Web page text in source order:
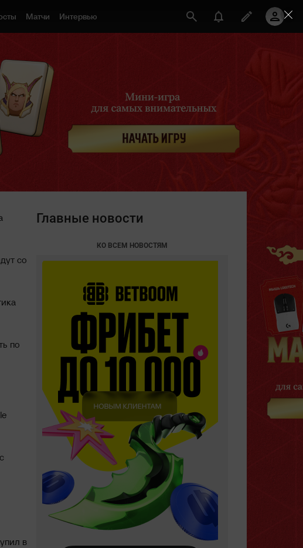
Матчи Интервью
со
по
в
Главные новости
КО ВСЕМ НОВОСТЯМ